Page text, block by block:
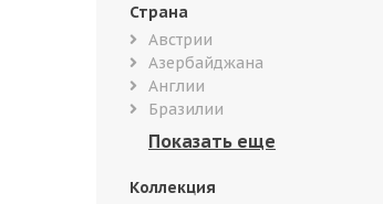
Страна
Австрии
Азербайджана
Англии
Бразилии
Коллекция